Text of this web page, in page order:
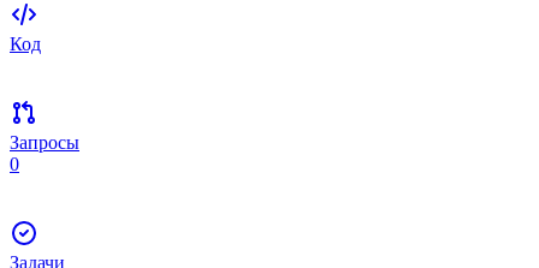
Код
Запросы
0
Задачи